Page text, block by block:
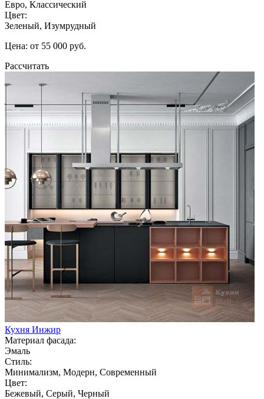
Евро, Классический
Цвет:
Зеленый, Изумрудный
Цена: от 55 000 руб.
Рассчитать
Кухня Инжир
Материал фасада:
Эмаль
Стиль:
Минимализм, Модерн, Современный
Цвет:
Бежевый, Серый, Черный